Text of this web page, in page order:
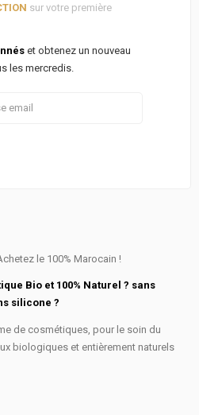
sur votre première
et obtenez un nouveau
les mercredis.
le 100% Marocain !
Bio et 100% Naturel ? sans
silicone ?
de cosmétiques, pour le soin du
biologiques et entièrement naturels